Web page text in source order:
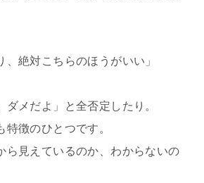
、絶対こちらのほうがいい」
ダメだよ」と全否定したり。
徴のひとつです。
ら見えているのか、わからないの